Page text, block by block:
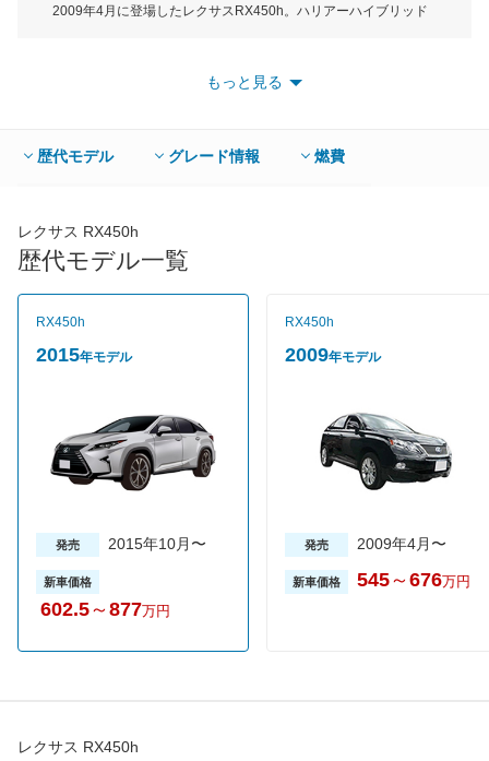
2009年4月に登場したレクサスRX450h。ハリアーハイブリッド
グメントに属する。ハリアーはリアサスペンションにストラット
る。膨張比を大きくとったアトキンソンサイクルを採用した
3.5・V6エンジンと、高出力モーターを組み合わせた「レクサ
Four」を搭載。通常は前輪駆動で走行し、路面の変化によって
4WDへと切り替わる。駆動方式を問わずCVTが設定され、JC08
モード燃費は2WD車が17.4km/L、4WD車は16.8km/L（Fスポー
筋は上質でしなやかな乗り味を生み出すエアサスペンションを採
用した、最上級グレードのバージョンLエアサスペンション。
もっと見る
歴代モデル グレード情報 燃費
レクサス RX450h
歴代モデル一覧
RX450h
2015年モデル
発売 2015年10月〜
新車価格
602.5～ 877万円
RX450h
2009年モデル
発売 2009年4月〜
新車価格 545～ 676万円
レクサス RX450h